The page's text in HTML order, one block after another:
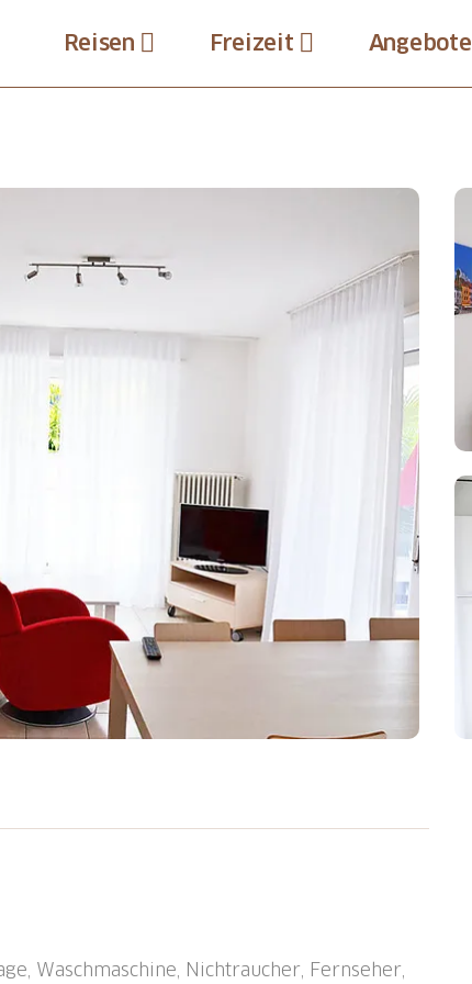
Reisen Freizeit Angebote
Im Ort, 200 m vom Zentrum, zentrale,
Wäschetrockner (zur Mitbenutzung,
Anzahl, extra) beim Haus,
Waschmaschine, Nichtraucher, Fernseher,